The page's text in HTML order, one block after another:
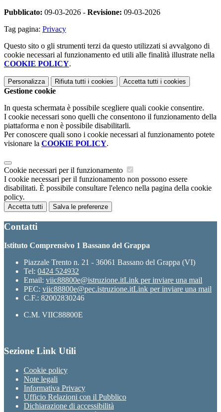
Pubblicato: 09-03-2026 - Revisione: 09-03-2026
Tag pagina: Privacy
Questo sito o gli strumenti terzi da questo utilizzati si avvalgono di
cookie necessari al funzionamento ed utili alle finalità illustrate nella
COOKIE POLICY.
Personalizza Rifiuta tutti i cookies Accetta tutti i cookies
Gestione cookie
In questa schermata è possibile scegliere quali cookie consentire.
I cookie necessari sono quelli che consentono il funzionamento della
piattaforma e non è possibile disabilitarli.
Per conoscere quali sono i cookie necessari al funzionamento potete
visionare la COOKIE POLICY.
Cookie necessari per il funzionamento
I cookie necessari per il funzionamento non possono essere
disabilitati. È possibile consultare l'elenco nella pagina della cookie
policy.
Accetta tutti Salva le preferenze
Contatti
Istituto Comprensivo 1 Bassano del Grappa
Piazzale Trento n. 21 - 36061 Bassano del Grappa (VI)
Tel: 0424 524932
Email: viic88800e@istruzione.itLink per inviare una mail
PEC: viic88800e@pec.istruzione.itLink per inviare una mail
C.F.: 82002830246
C.M. VIIC88800E
Sezione Link Utili
Cookie policy
Note legali
Informativa Privacy
Ufficio Relazioni con il Pubblico
Dichiarazione di accessibilità